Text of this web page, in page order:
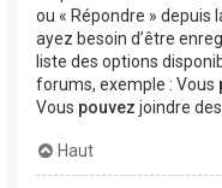
ou « Répondre » depuis
ayez besoin d’être
liste des options
forums, exemple : Vous
Vous pouvez joindre
Haut